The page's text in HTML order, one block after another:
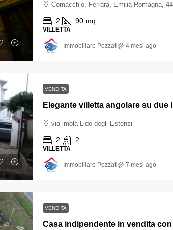
Comacchio, Ferrara, Emilia-Romagna,
2 90 mq
VILLETTA
Immobiliare Pozzati 4 mesi ago
VENDITA
via imola Lido degli Estensi
2 2
VILLETTA
Immobiliare Pozzati 7 mesi ago
VENDITA